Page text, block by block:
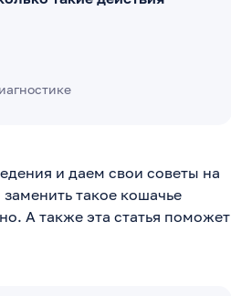
и даем свои советы на
такое кошачье
А также эта статья поможет